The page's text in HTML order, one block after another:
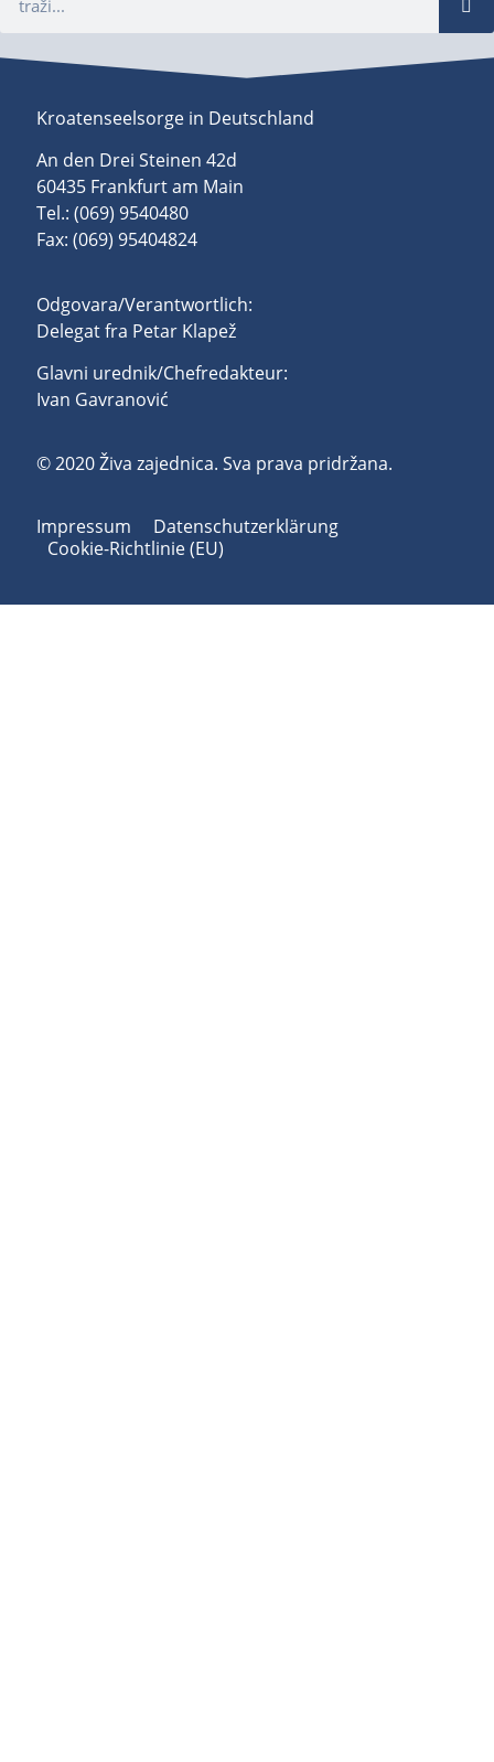
Kroatenseelsorge in Deutschland
An den Drei Steinen 42d
60435 Frankfurt am Main
Tel.: (069) 9540480
Fax: (069) 95404824
Odgovara/Verantwortlich:
Delegat fra Petar Klapež
Glavni urednik/Chefredakteur:
Ivan Gavranović
© 2020 Živa zajednica. Sva prava pridržana.
Impressum
Datenschutzerklärung
Cookie-Richtlinie (EU)